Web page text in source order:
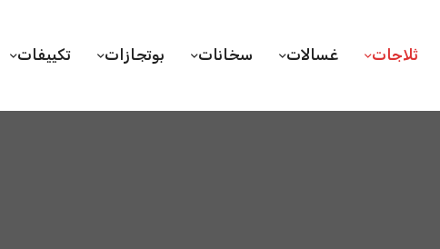
ثلاجات غسالات سخانات بوتجازات تكييفات